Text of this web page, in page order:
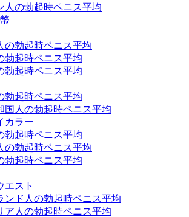
人の勃起時ペニス平均
の勃起時ペニス平均
勃起時ペニス平均
勃起時ペニス平均
勃起時ペニス平均
国人の勃起時ペニス平均
カラー
勃起時ペニス平均
の勃起時ペニス平均
勃起時ペニス平均
エスト
ンド人の勃起時ペニス平均
ア人の勃起時ペニス平均